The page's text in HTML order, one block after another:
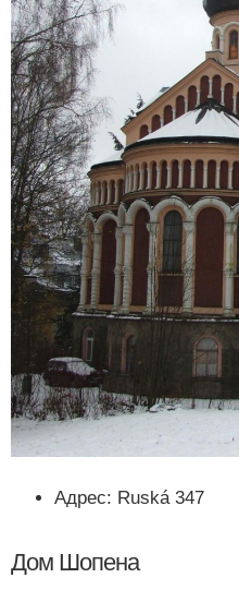
Адрес: Ruská 347
Дом Шопена